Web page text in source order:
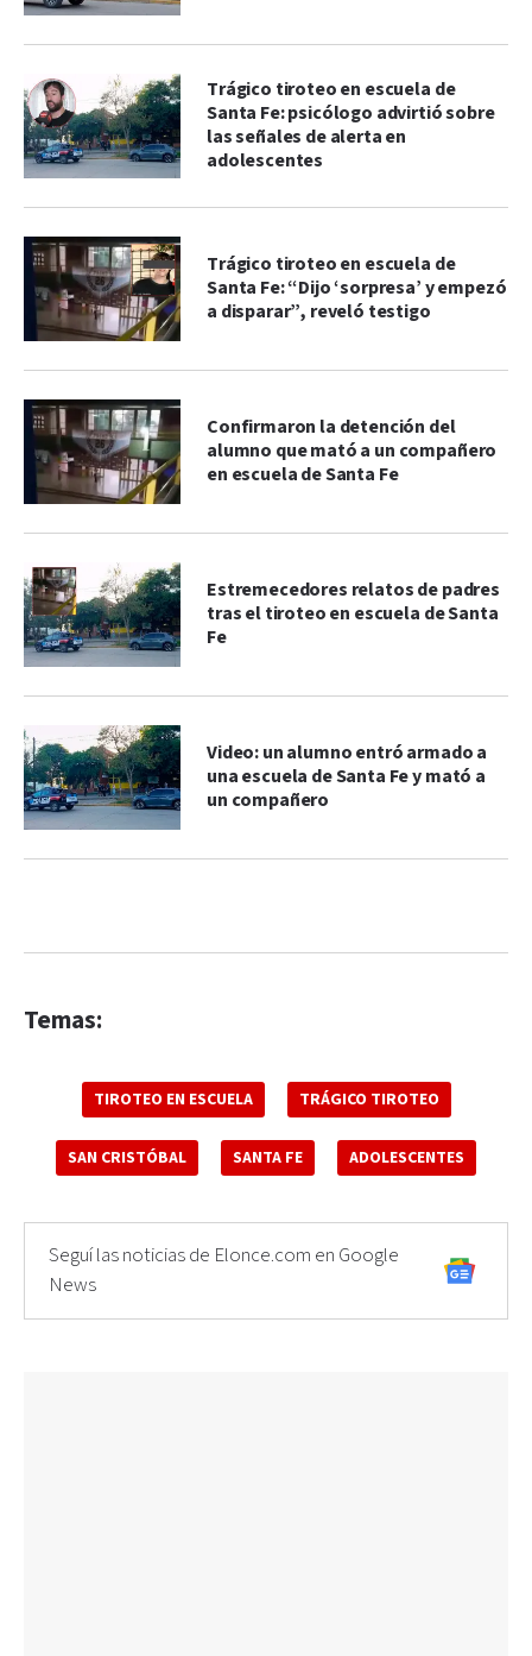
Trágico tiroteo en escuela de
Santa Fe: psicólogo advirtió sobre
las señales de alerta en
adolescentes
Trágico tiroteo en escuela de
Santa Fe: “Dijo ‘sorpresa’ y empezó
a disparar”, reveló testigo
Confirmaron la detención del
alumno que mató a un compañero
en escuela de Santa Fe
Estremecedores relatos de padres
tras el tiroteo en escuela de Santa
Fe
Video: un alumno entró armado a
una escuela de Santa Fe y mató a
un compañero
Temas:
TIROTEO EN ESCUELA TRÁGICO TIROTEO
SAN CRISTÓBAL SANTA FE ADOLESCENTES
Seguí las noticias de Elonce.com en Google
News